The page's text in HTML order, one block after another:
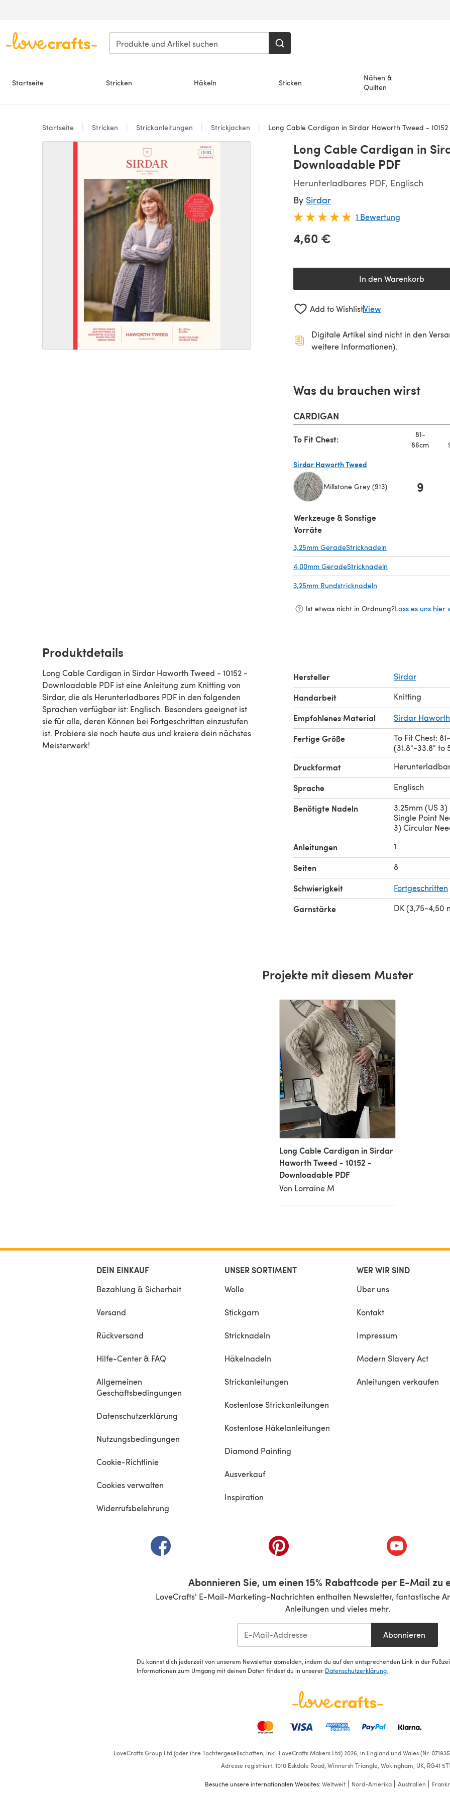
Startseite Stricken Häkeln Sticken
Nähen &
Quilten
Startseite Stricken Strickanleitungen Strickjacken Long Cable Cardigan in Sirdar Haworth Tweed -
Long Cable Cardigan in
Downloadable PDF
Herunterladbares PDF, Englisch
By Sirdar
1 Bewertung
4,60 €
In den Warenkorb
Add to WishlistView
Digitale Artikel sind nicht in den
weitere Informationen).
Was du brauchen wirst
CARDIGAN
To Fit Chest:
81-
86cm
Sirdar Haworth Tweed
Millstone Grey (913) 9
Werkzeuge & Sonstige
Vorräte
3,25mm GeradeStricknadeln
4,00mm GeradeStricknadeln
3,25mm Rundstricknadeln
Ist etwas nicht in Ordnung?Lass es uns hier
Produktdetails
Long Cable Cardigan in Sirdar Haworth Tweed - 10152 -
Downloadable PDF ist eine Anleitung zum Knitting von
Sirdar, die als Herunterladbares PDF in den folgenden
Sprachen verfügbar ist: Englisch. Besonders geeignet ist
sie für alle, deren Können bei Fortgeschritten einzustufen
ist. Probiere sie noch heute aus und kreiere dein nächstes
Meisterwerk!
Hersteller Sirdar
Handarbeit Knitting
Empfohlenes Material Sirdar
Fertige Größe
To Fit Chest:
(31.8"-33.8" to
Druckformat
Sprache Englisch
Benötigte Nadeln
3.25mm (US
Single Point
3) Circular
Anleitungen 1
Seiten 8
Schwierigkeit Fortgeschritten
Garnstärke DK (3,75-4,50
Projekte mit diesem Muster
Long Cable Cardigan in Sirdar
Haworth Tweed - 10152 -
Downloadable PDF
Von Lorraine M
DEIN EINKAUF
Bezahlung & Sicherheit
Versand
Rückversand
Hilfe-Center & FAQ
Allgemeinen
Geschäftsbedingungen
Datenschutzerklärung
Nutzungsbedingungen
Cookie-Richtlinie
Cookies verwalten
Widerrufsbelehrung
UNSER SORTIMENT
Wolle
Stickgarn
Stricknadeln
Häkelnadeln
Strickanleitungen
Kostenlose Strickanleitungen
Kostenlose Häkelanleitungen
Diamond Painting
Ausverkauf
Inspiration
WER WIR SIND
Über uns
Kontakt
Impressum
Modern Slavery Act
Anleitungen verkaufen
(öffnet sich in einem neuen Tab)(öffnet sich in einem neuen Tab)(öffnet sich in
Abonnieren Sie, um einen 15% Rabattcode per E-Mail zu
LoveCrafts' E-Mail-Marketing-Nachrichten enthalten Newsletter, fantastische
Anleitungen und vieles mehr.
Abonnieren
Du kannst dich jederzeit von unserem Newsletter abmelden, indem du auf den entsprechenden Link in der
Informationen zum Umgang mit deinen Daten findest du in unserer Datenschutzerklärung
LoveCrafts Group Ltd (oder ihre Tochtergesellschaften, inkl. LoveCrafts Makers Ltd) 2026, in England und Wales (Nr.
Adresse registriert: 1010 Eskdale Road, Winnersh Triangle, Wokingham, UK, RG41
Besuche unsere internationalen Websites:Weltweit Nord-Amerika Australien